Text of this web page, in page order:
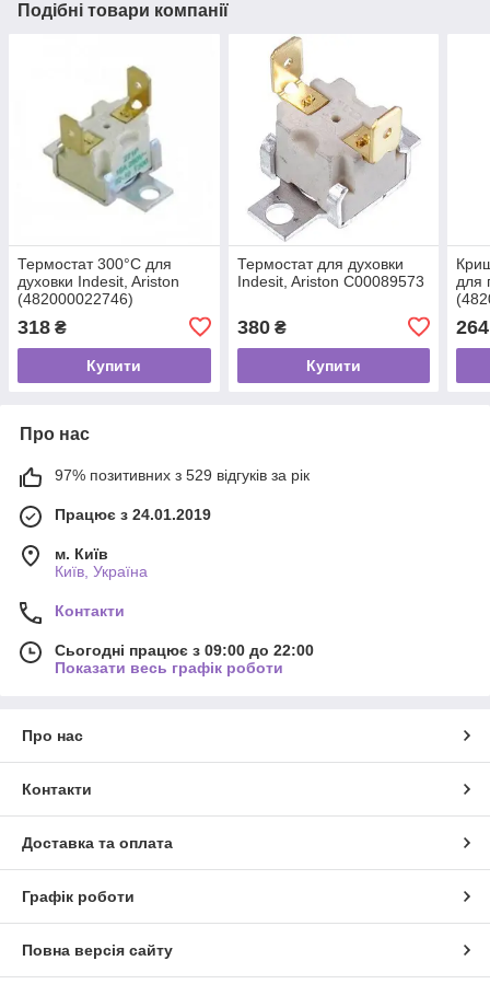
Подібні товари компанії
Термостат 300°C для
духовки Indesit, Ariston
(482000022746)
318 ₴
Купити
Термостат для духовки
Indesit, Ariston C00089573
380₴
Купити
для
264
Про нас
97% позитивних з 529 відгуків за рік
Працює з 24.01.2019
м. Київ
Київ, Україна
Контакти
Сьогодні працює з 09:00 до 22:00
Показати весь графік роботи
Про нас
Контакти
Доставка та оплата
Графік роботи
Повна версія сайту